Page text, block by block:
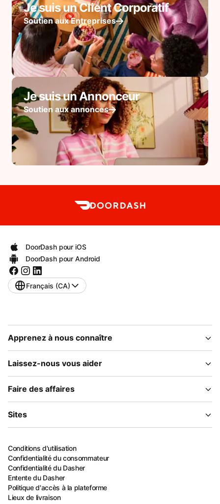
Je suis un Client Corporatif
Soutien aux Entreprises
Je suis un Annonceur
Soutien aux annonces
DoorDash pour iOS
DoorDash pour Android
Français (CA)
Apprenez à nous connaître
Laissez-nous vous aider
Faire des affaires
Sites
Conditions d'utilisation
Confidentialité du consommateur
Confidentialité du Dasher
Entente du Dasher
Politique d'accès à la plateforme
Lieux de livraison